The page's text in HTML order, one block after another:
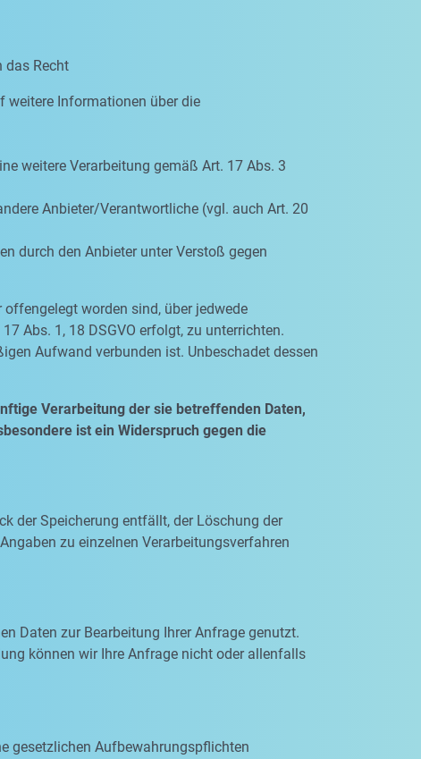
das Recht
weitere Informationen über die
weitere Verarbeitung gemäß Art. 17 Abs. 3
Anbieter/Verantwortliche (vgl. auch Art. 20
durch den Anbieter unter Verstoß gegen
worden sind, über jedwede
Abs. 1, 18 DSGVO erfolgt, zu unterrichten.
Aufwand verbunden ist. Unbeschadet dessen
Verarbeitung der sie betreffenden Daten,
ist ein Widerspruch gegen die
der Speicherung entfällt, der Löschung der
zu einzelnen Verarbeitungsverfahren
Daten zur Bearbeitung Ihrer Anfrage genutzt.
können wir Ihre Anfrage nicht oder allenfalls
gesetzlichen Aufbewahrungspflichten